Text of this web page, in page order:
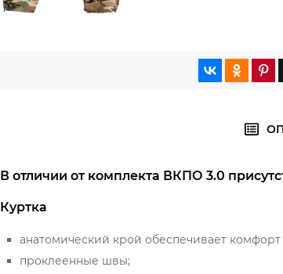
В отличии от комплекта ВКПО 3.0
Куртка
анатомический крой обеспечивает
проклеенные швы;